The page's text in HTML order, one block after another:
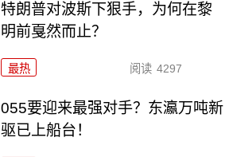
特朗普对波斯下狠手，为何在黎
明前戛然而止？
最热 阅读 4297
055要迎来最强对手？东瀛万吨新
驱已上船台！